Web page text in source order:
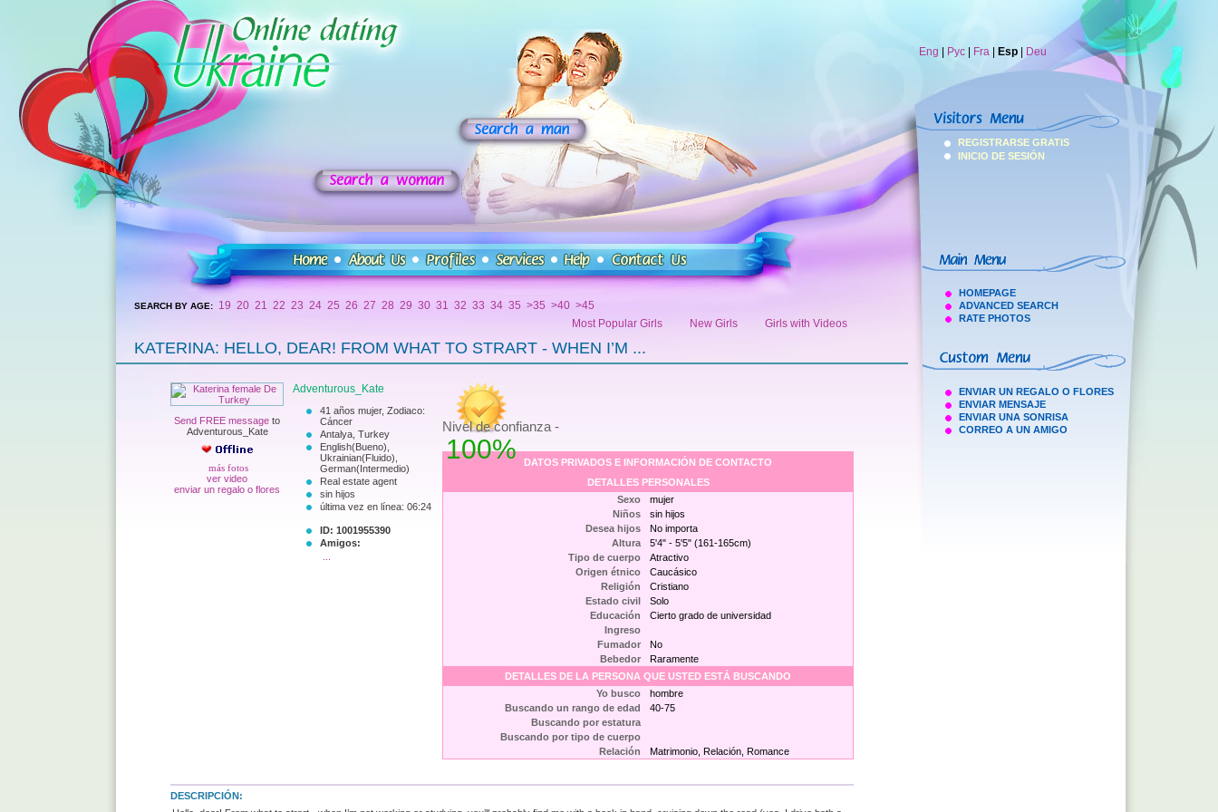
Eng Рус Fra Esp Deu
REGISTRARSE GRATIS
INICIO DE SESIÓN
SEARCH BY AGE: 19 20 21 22 23 24 25 26 27 28 29 30 31 32 33 34 35 >35 >40 >45
Most Popular Girls
New Girls Girls with Videos
KATERINA: HELLO, DEAR! FROM WHAT TO STRART - WHEN I’M ...
Send FREE message to
Adventurous_Kate
más fotos
ver video
enviar un regalo o flores
Adventurous_Kate
41 años mujer, Zodiaco:
Cáncer
Antalya, Turkey
English(Bueno),
Ukrainian(Fluido),
German(Intermedio)
Real estate agent
sin hijos
última vez en línea: 06:24
ID: 1001955390
Amigos:
Nivel de confianza -
100%
DATOS PRIVADOS E INFORMACIÓN DE CONTACTO
DETALLES PERSONALES
Sexo
mujer
Niños
sin hijos
Desea hijos
No importa
Altura
5'4" - 5'5" (161-165cm)
Tipo de cuerpo
Atractivo
Origen étnico
Caucásico
Religión
Cristiano
Estado civil
Solo
Educación
Cierto grado de universidad
Ingreso
Fumador
No
Bebedor
Raramente
DETALLES DE LA PERSONA QUE USTED ESTÁ BUSCANDO
Yo busco
hombre
Buscando un rango de edad
40-75
Buscando por estatura
Buscando por tipo de cuerpo
Relación
Matrimonio, Relación, Romance
DESCRIPCIÓN:
HOMEPAGE
ADVANCED SEARCH
RATE PHOTOS
ENVIAR UN REGALO O FLORES
ENVIAR MENSAJE
ENVIAR UNA SONRISA
CORREO A UN AMIGO